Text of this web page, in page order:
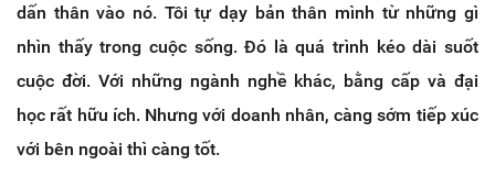
dấn thân vào nó. Tôi tự dạy bản thân mình từ những gì
nhìn thấy trong cuộc sống. Đó là quá trình kéo dài suốt
cuộc đời. Với những ngành nghề khác, bằng cấp và đại
học rất hữu ích. Nhưng với doanh nhân, càng sớm tiếp xúc
với bên ngoài thì càng tốt.